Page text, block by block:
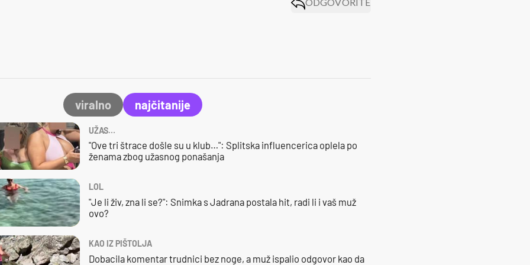
ODGOVORITE
viralno najčitanije
UŽAS…
"Ove tri štrace došle su u klub…": Splitska influencerica oplela po
ženama zbog užasnog ponašanja
LOL
"Je li živ, zna li se?": Snimka s Jadrana postala hit, radi li i vaš muž
ovo?
KAO IZ PIŠTOLJA
Dobacila komentar trudnici bez noge, a muž ispalio odgovor kao da